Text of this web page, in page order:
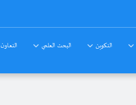
التكوين البحث العلمي التعاون